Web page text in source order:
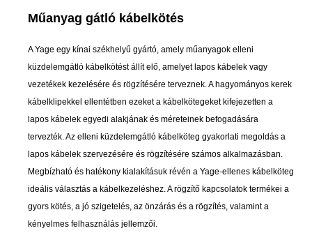
Műanyag gátló kábelkötés
A Yage egy kínai székhelyű gyártó, amely műanyagok elleni
küzdelemgátló kábelkötést állít elő, amelyet lapos kábelek vagy
vezetékek kezelésére és rögzítésére terveznek. A hagyományos kerek
kábelklipekkel ellentétben ezeket a kábelkötegeket kifejezetten a
lapos kábelek egyedi alakjának és méreteinek befogadására
tervezték. Az elleni küzdelemgátló kábelköteg gyakorlati megoldás a
lapos kábelek szervezésére és rögzítésére számos alkalmazásban.
Megbízható és hatékony kialakításuk révén a Yage-ellenes kábelköteg
ideális választás a kábelkezeléshez. A rögzítő kapcsolatok termékei a
gyors kötés, a jó szigetelés, az önzárás és a rögzítés, valamint a
kényelmes felhasználás jellemzői.